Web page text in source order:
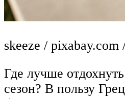
skeeze /
Где лучше
сезон? В пользу